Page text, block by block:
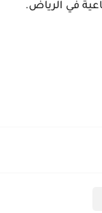
في الرياض.